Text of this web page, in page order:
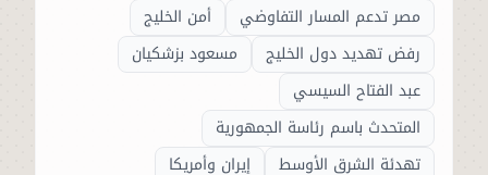
مصر تدعم المسار التفاوضي
أمن الخليج
رفض تهديد دول الخليج
مسعود بزشكيان
عبد الفتاح السيسي
المتحدث باسم رئاسة الجمهورية
تهدئة الشرق الأوسط
إيران وأمريكا